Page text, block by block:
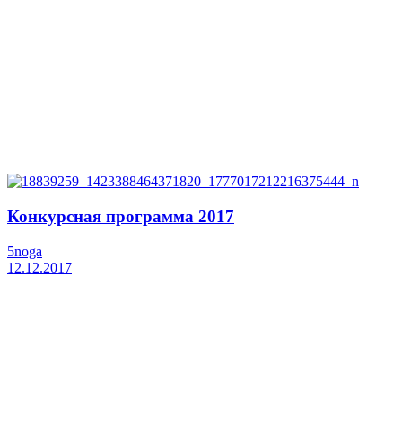
Конкурсная программа 2017
5noga
12.12.2017